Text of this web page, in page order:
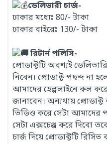
ডেলিভারী চার্জ-
ঢাকার মধ্যেঃ 80/- টাকা
ঢাকার বাইরেঃ 130/- টাকা
রিটার্ন পলিসি-
প্রোডাক্টটি অবশ্যই
নিবেন। প্রোডাক্ট পছন্দ না
আমাদের হেল্পলাইনে কল
জানাবেন। অন্যথায়
ভিডিও করে সেটা আমাদের
সেটা এক্সচেঞ্জ করে দিবো
চার্জ দিয়ে প্রোডাক্টটি